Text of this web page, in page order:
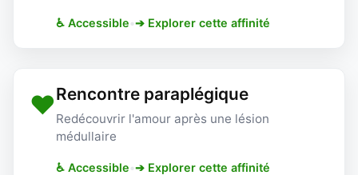
♿ Accessible•➔ Explorer cette affinité
❤️Rencontre paraplégique
Redécouvrir l'amour après une lésion
médullaire
♿ Accessible•➔ Explorer cette affinité